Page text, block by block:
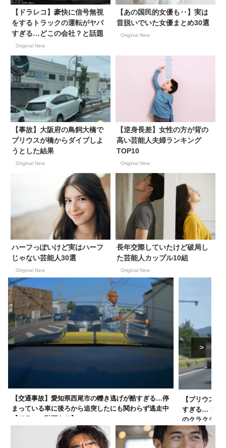
【ドラレコ】豪快に信号無視
をするトラックの運転がヤバ
すぎる…どこの会社？と話題
Original New
【あの国民的女優も‥】実は
昔脱いでいた女優まとめ30選
Original New
【事故】大阪府の鳥飼大橋で
プリウスが橋からダイブしよ
うとした結果
Original New
【逆身長差】女性の方が背の
高い芸能人夫婦ランキング
TOP10
Original New
ハーフっぽいけど実はハーフ
じゃない芸能人30選
Original New
長年交際していたけど破局し
た芸能人カップル10組
Original New
【交通事故】愛知県西尾市の轢き逃げが酷すぎる…停
まっている車に後ろから追突したにも関わらず逃走中
【ドラレコ動画あり】
【プリウス
すぎる…！蛇
のクラクショ